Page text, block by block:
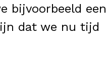
bijvoorbeeld een
dat we nu tijd